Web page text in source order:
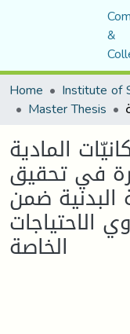
&
Home
Master Thesis
المادية
في تحقيق
ضمن
الاحتياجات
الخاصة